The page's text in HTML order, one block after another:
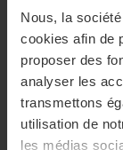
Nous, la société
cookies afin de
proposer des
analyser les
transmettons
utilisation de
les médias